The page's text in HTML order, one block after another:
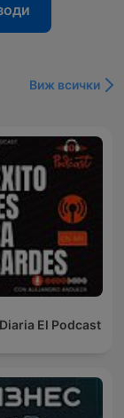
Виж всички
El Podcast